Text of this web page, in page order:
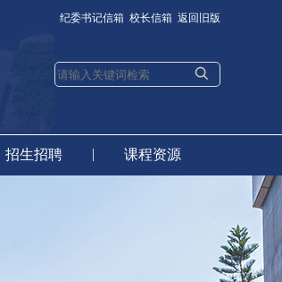
纪委书记信箱 校长信箱 返回旧版
招生招聘 | 课程资源